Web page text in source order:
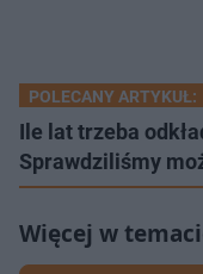
POLECANY ARTYKUŁ:
Ile lat trzeba
Sprawdziliśmy